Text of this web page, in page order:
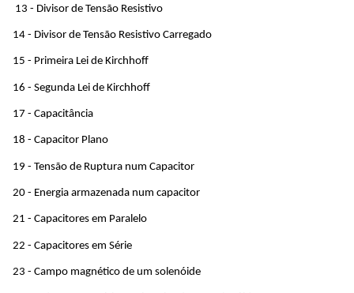
13 - Divisor de Tensão Resistivo
14 - Divisor de Tensão Resistivo Carregado
15 - Primeira Lei de Kirchhoff
16 - Segunda Lei de Kirchhoff
17 - Capacitância
18 - Capacitor Plano
19 - Tensão de Ruptura num Capacitor
20 - Energia armazenada num capacitor
21 - Capacitores em Paralelo
22 - Capacitores em Série
23 - Campo magnético de um solenóide